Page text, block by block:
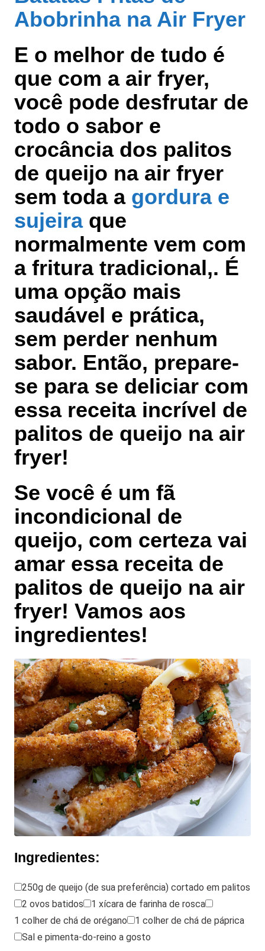
Abobrinha na Air Fryer
E o melhor de tudo é
que com a air fryer,
você pode desfrutar de
todo o sabor e
crocância dos palitos
de queijo na air fryer
sem toda a gordura e
sujeiraque
normalmente vem com
a fritura tradicional,. É
uma opção mais
saudável e prática,
sem perder nenhum
sabor. Então, prepare-
se para se deliciar com
essa receita incrível de
palitos de queijo na air
fryer!
Se você é um fã
incondicional de
queijo, com certeza vai
amar essa receita de
palitos de queijo na air
fryer! Vamos aos
ingredientes!
Ingredientes:
250g de queijo (de sua preferência) cortado em palitos
2 ovos batidos
1 xícara de farinha de rosca
1 colher de chá de orégano
1 colher de chá de páprica
Sal e pimenta-do-reino a gosto